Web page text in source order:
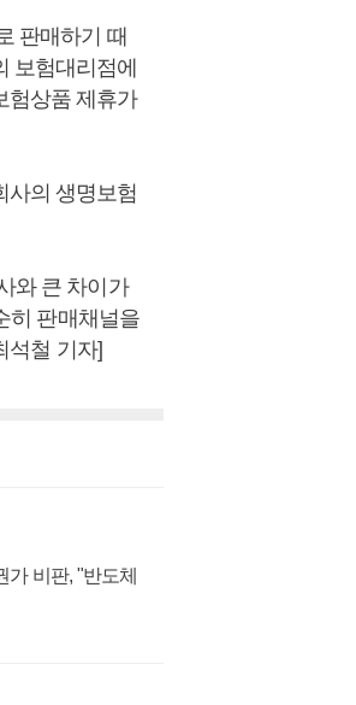
판매하기 때
보험대리점에
험상품 제휴가
사의 생명보험
와 큰 차이가
히 판매채널을
석철 기자]
비판, "반도체